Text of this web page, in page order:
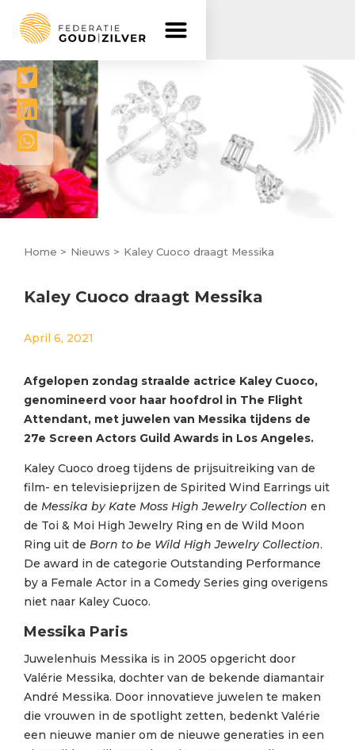
Delen




Home > Nieuws > Kaley Cuoco draagt Messika
Kaley Cuoco draagt Messika
April 6, 2021
Afgelopen zondag straalde actrice Kaley Cuoco,
genomineerd voor haar hoofdrol in The Flight
Attendant, met juwelen van Messika tijdens de
27e Screen Actors Guild Awards in Los Angeles.
Kaley Cuoco droeg tijdens de prijsuitreiking van de
film- en televisieprijzen de Spirited Wind Earrings uit
de Messika by Kate Moss High Jewelry Collection en
de Toi & Moi High Jewelry Ring en de Wild Moon
Ring uit de Born to be Wild High Jewelry Collection.
De award in de categorie Outstanding Performance
by a Female Actor in a Comedy Series ging overigens
niet naar Kaley Cuoco.
Messika Paris
Juwelenhuis Messika is in 2005 opgericht door
Valérie Messika, dochter van de bekende diamantair
André Messika. Door innovatieve juwelen te maken
die vrouwen in de spotlight zetten, bedenkt Valérie
een nieuwe manier om de nieuwe generaties in een